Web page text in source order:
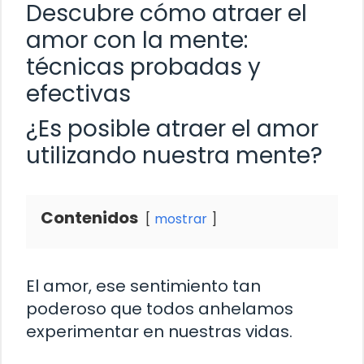
Descubre cómo atraer el
amor con la mente:
técnicas probadas y
efectivas
¿Es posible atraer el amor
utilizando nuestra mente?
Contenidos mostrar
El amor, ese sentimiento tan
poderoso que todos anhelamos
experimentar en nuestras vidas.